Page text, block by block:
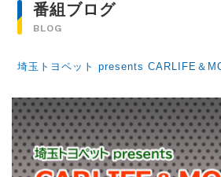
番組ブログ
BLOG
埼玉トヨペット presents CARLIFE＆